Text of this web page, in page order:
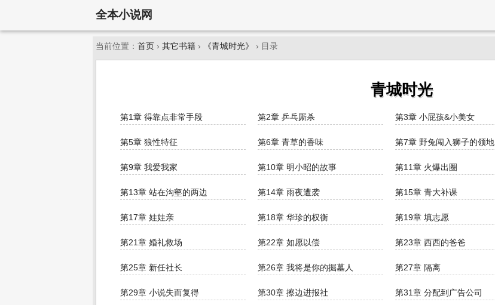
全本小说网
当前位置： 首页 › 其它书籍 › 《青城时光》 › 目录
青城时光
第1章 得靠点非常手段 第2章 乒乓厮杀 第3章 小屁孩&小美女
第5章 狼性特征 第6章 青草的香味 第7章 野兔闯入狮子的领地
第9章 我爱我家 第10章 明小昭的故事 第11章 火爆出圈
第13章 站在沟壑的两边 第14章 雨夜遭袭 第15章 青大补课
第17章 娃娃亲 第18章 华珍的权衡 第19章 填志愿
第21章 婚礼救场 第22章 如愿以偿 第23章 西西的爸爸
第25章 新任社长 第26章 我将是你的掘墓人 第27章 隔离
第29章 小说失而复得 第30章 擦边进报社 第31章 分配到广告公司